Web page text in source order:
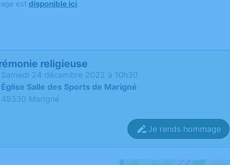
est disponible ici.
religieuse
samedi 24 décembre 2022 à 10h30
Église Salle des Sports de Marigné
49330 Marigné
Je rends hommage